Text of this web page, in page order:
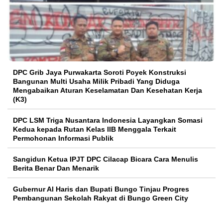
DPC Grib Jaya Purwakarta Soroti Poyek Konstruksi
Bangunan Multi Usaha Milik Pribadi Yang Diduga
Mengabaikan Aturan Keselamatan Dan Kesehatan Kerja
(K3)
DPC LSM Triga Nusantara Indonesia Layangkan Somasi
Kedua kepada Rutan Kelas IIB Menggala Terkait
Permohonan Informasi Publik
Sangidun Ketua IPJT DPC Cilacap Bicara Cara Menulis
Berita Benar Dan Menarik
​Gubernur Al Haris dan Bupati Bungo Tinjau Progres
Pembangunan Sekolah Rakyat di Bungo Green City